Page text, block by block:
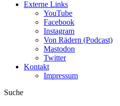
Externe Links
YouTube
Facebook
Instagram
Von Rädern (Podcast)
Mastodon
Twitter
Kontakt
Impressum
Suche